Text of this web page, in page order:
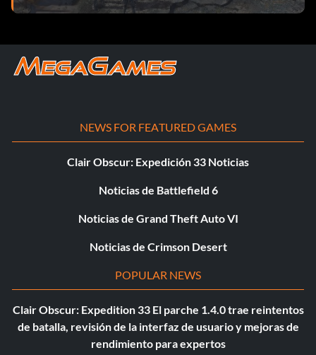
NEWS FOR FEATURED GAMES
Clair Obscur: Expedición 33 Noticias
Noticias de Battlefield 6
Noticias de Grand Theft Auto VI
Noticias de Crimson Desert
POPULAR NEWS
Clair Obscur: Expedition 33 El parche 1.4.0 trae reintentos
de batalla, revisión de la interfaz de usuario y mejoras de
rendimiento para expertos